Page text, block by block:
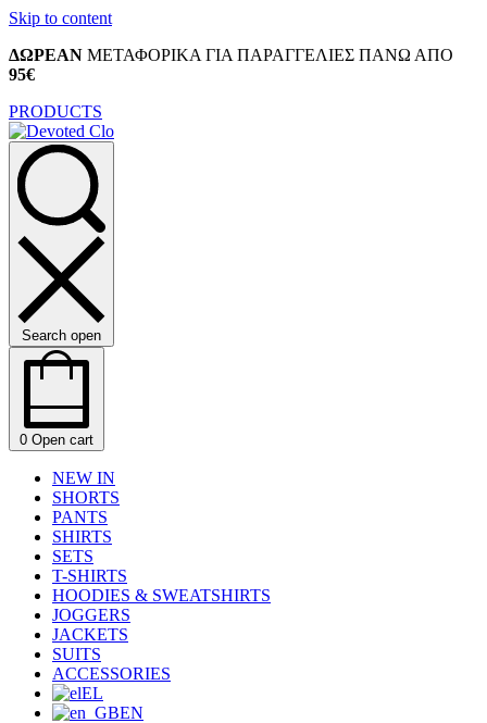
Skip to content
ΔΩΡΕΑΝ ΜΕΤΑΦΟΡΙΚΑ ΓΙΑ ΠΑΡΑΓΓΕΛΙΕΣ ΠΑΝΩ ΑΠΟ
95€
PRODUCTS
Search open
0 Open cart
NEW IN
SHORTS
PANTS
SHIRTS
SETS
T-SHIRTS
HOODIES & SWEATSHIRTS
JOGGERS
JACKETS
SUITS
ACCESSORIES
EL
EN